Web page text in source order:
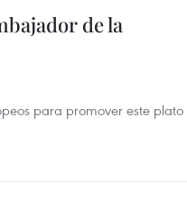
de la
para promover este plato